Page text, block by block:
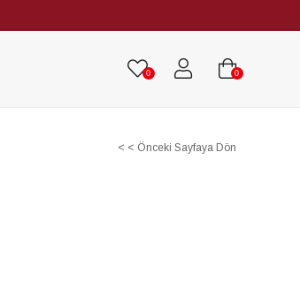
0 0
< < Önceki Sayfaya Dön